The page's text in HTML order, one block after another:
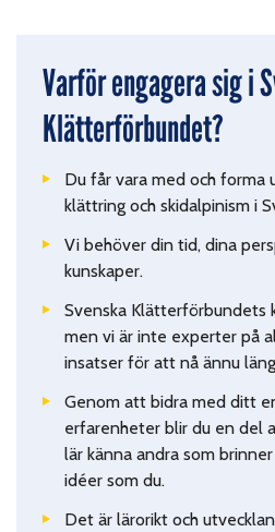
Varför engagera sig i
Klätterförbundet?
Du får vara med och forma
klättring och skidalpinism i
Vi behöver din tid, dina
kunskaper.
Svenska Klätterförbundets
men vi är inte experter på
insatser för att nå ännu
Genom att bidra med ditt
erfarenheter blir du en del
lär känna andra som
idéer som du.
Det är lärorikt och